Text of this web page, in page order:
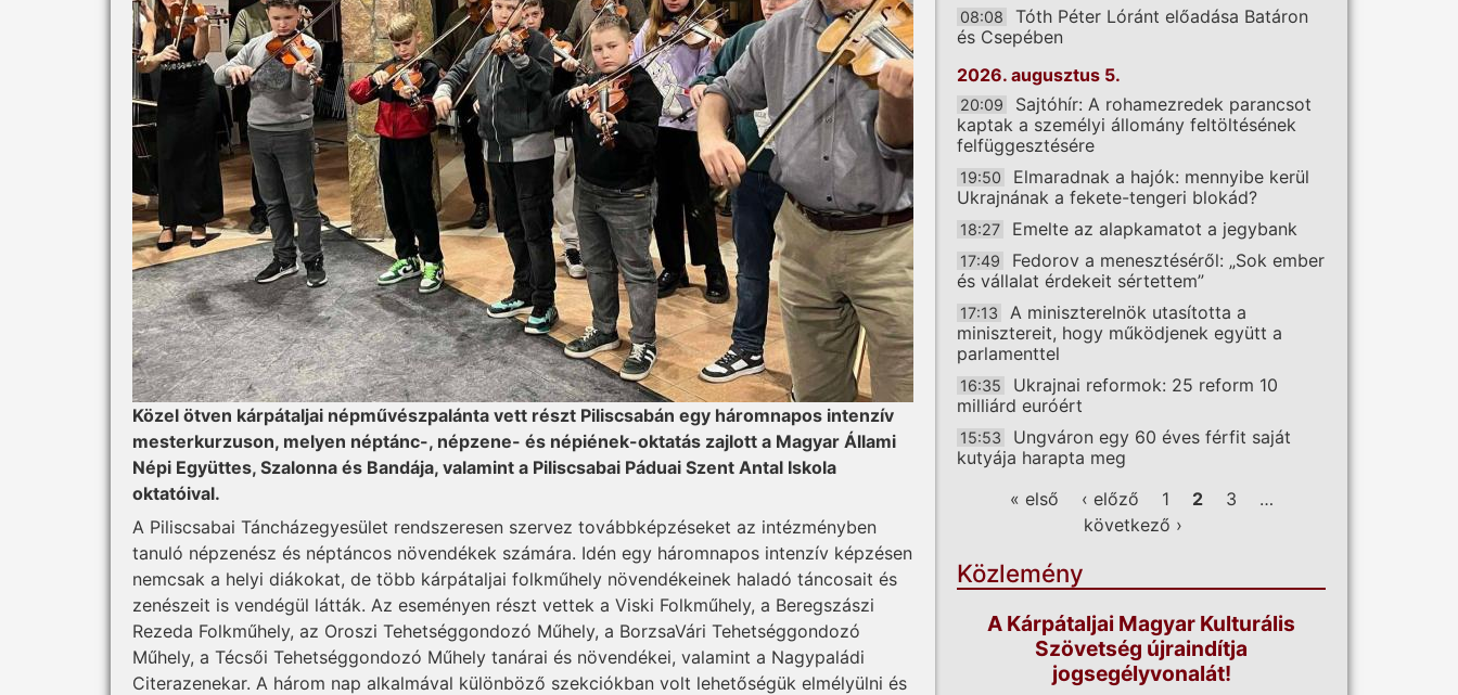
Közel ötven kárpátaljai népművészpalánta vett részt Piliscsabán egy háromnapos intenzív
mesterkurzuson, melyen néptánc-, népzene- és népiének-oktatás zajlott a Magyar Állami
Népi Együttes, Szalonna és Bandája, valamint a Piliscsabai Páduai Szent Antal Iskola
oktatóival.
A Piliscsabai Táncházegyesület rendszeresen szervez továbbképzéseket az intézményben
tanuló népzenész és néptáncos növendékek számára. Idén egy háromnapos intenzív képzésen
nemcsak a helyi diákokat, de több kárpátaljai folkműhely növendékeinek haladó táncosait és
zenészeit is vendégül látták. Az eseményen részt vettek a Viski Folkműhely, a Beregszászi
Rezeda Folkműhely, az Oroszi Tehetséggondozó Műhely, a BorzsaVári Tehetséggondozó
Műhely, a Técsői Tehetséggondozó Műhely tanárai és növendékei, valamint a Nagypaládi
Citerazenekar. A három nap alkalmával különböző szekciókban volt lehetőségük elmélyülni és
08:08
Tóth Péter Lóránt előadása Batáron
és Csepében
2026. augusztus 5.
20:09
Sajtóhír: A rohamezredek parancsot
kaptak a személyi állomány feltöltésének
felfüggesztésére
19:50
Elmaradnak a hajók: mennyibe kerül
Ukrajnának a fekete-tengeri blokád?
18:27 Emelte az alapkamatot a jegybank
17:49
Fedorov a menesztéséről: „Sok ember
és vállalat érdekeit sértettem”
17:13
A miniszterelnök utasította a
minisztereit, hogy működjenek együtt a
parlamenttel
16:35
Ukrajnai reformok: 25 reform 10
milliárd euróért
15:53
Ungváron egy 60 éves férfit saját
kutyája harapta meg
Oldalak
« első ‹ előző 1 2 3
…
következő ›
Közlemény
A Kárpátaljai Magyar Kulturális
Szövetség újraindítja
jogsegélyvonalát!